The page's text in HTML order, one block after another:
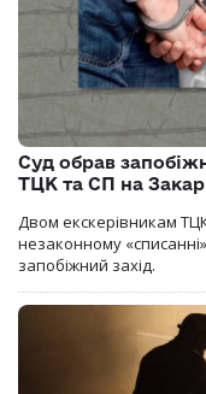
Суд обрав
ТЦК та СП на
Двом екскерівникам
незаконному
запобіжний захід.